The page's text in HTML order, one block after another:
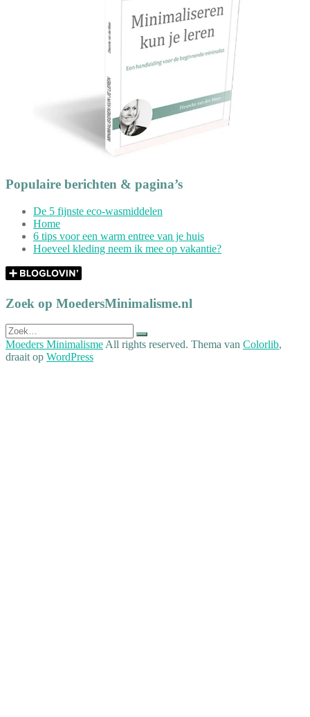
Populaire berichten & pagina’s
De 5 fijnste eco-wasmiddelen
Home
6 tips voor een warm entree van je huis
Hoeveel kleding neem ik mee op vakantie?
Zoek op MoedersMinimalisme.nl
Zoek
naar:
Moeders MinimalismeAll rights reserved. Thema van Colorlib,
draait op WordPress